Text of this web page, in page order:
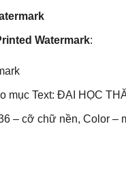
Watermark:
mục Text: ĐẠI HỌC
– cỡ chữ nền, Color –